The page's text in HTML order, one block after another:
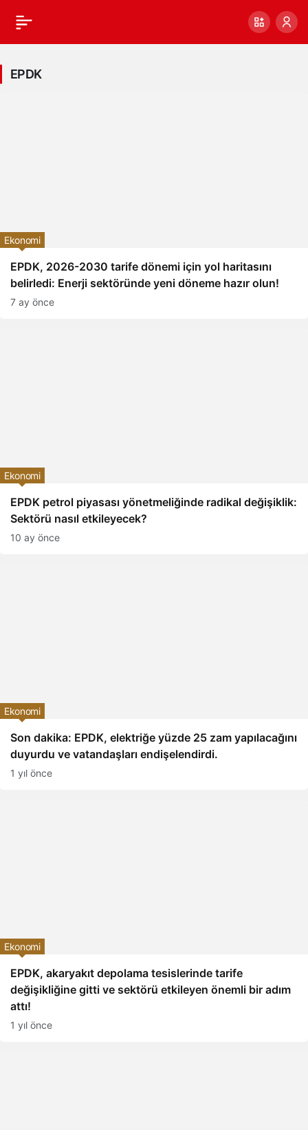
EPDK
EPDK, 2026-2030 tarife dönemi için yol haritasını
belirledi: Enerji sektöründe yeni döneme hazır olun!
Ekonomi
7 ay önce
EPDK petrol piyasası yönetmeliğinde radikal değişiklik:
Sektörü nasıl etkileyecek?
Ekonomi
10 ay önce
Son dakika: EPDK, elektriğe yüzde 25 zam yapılacağını
duyurdu ve vatandaşları endişelendirdi.
Ekonomi
1 yıl önce
EPDK, akaryakıt depolama tesislerinde tarife
değişikliğine gitti ve sektörü etkileyen önemli bir adım
attı!
Ekonomi
1 yıl önce